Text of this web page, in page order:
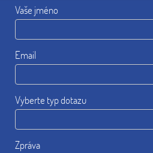
Vaše jméno
Email
Vyberte typ dotazu
Zpráva